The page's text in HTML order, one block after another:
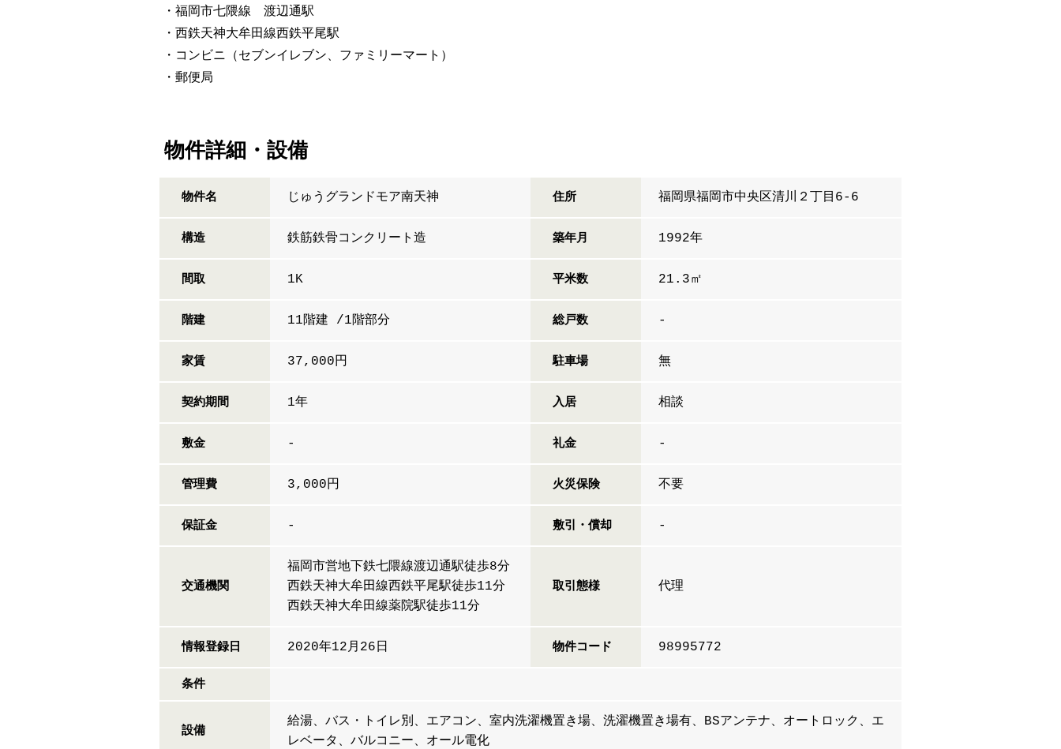
・福岡市七隈線 渡辺通駅
・西鉄天神大牟田線西鉄平尾駅
・コンビニ（セブンイレブン、ファミリーマート）
・郵便局
物件詳細・設備
物件名 じゅうグランドモア南天神 住所 福岡県福岡市中央区清川２丁目6-6
構造 鉄筋鉄骨コンクリート造 築年月 1992年
間取 1K 平米数 21.3㎡
階建 11階建 /1階部分 総戸数 -
家賃 37,000円 駐車場 無
契約期間 1年 入居 相談
敷金 - 礼金 -
管理費 3,000円 火災保険 不要
保証金 - 敷引・償却 -
交通機関
福岡市営地下鉄七隈線渡辺通駅徒歩8分
西鉄天神大牟田線西鉄平尾駅徒歩11分
西鉄天神大牟田線薬院駅徒歩11分
取引態様 代理
情報登録日 2020年12月26日 物件コード 98995772
条件
設備
給湯、バス・トイレ別、エアコン、室内洗濯機置き場、洗濯機置き場有、BSアンテナ、オートロック、エ
レベータ、バルコニー、オール電化